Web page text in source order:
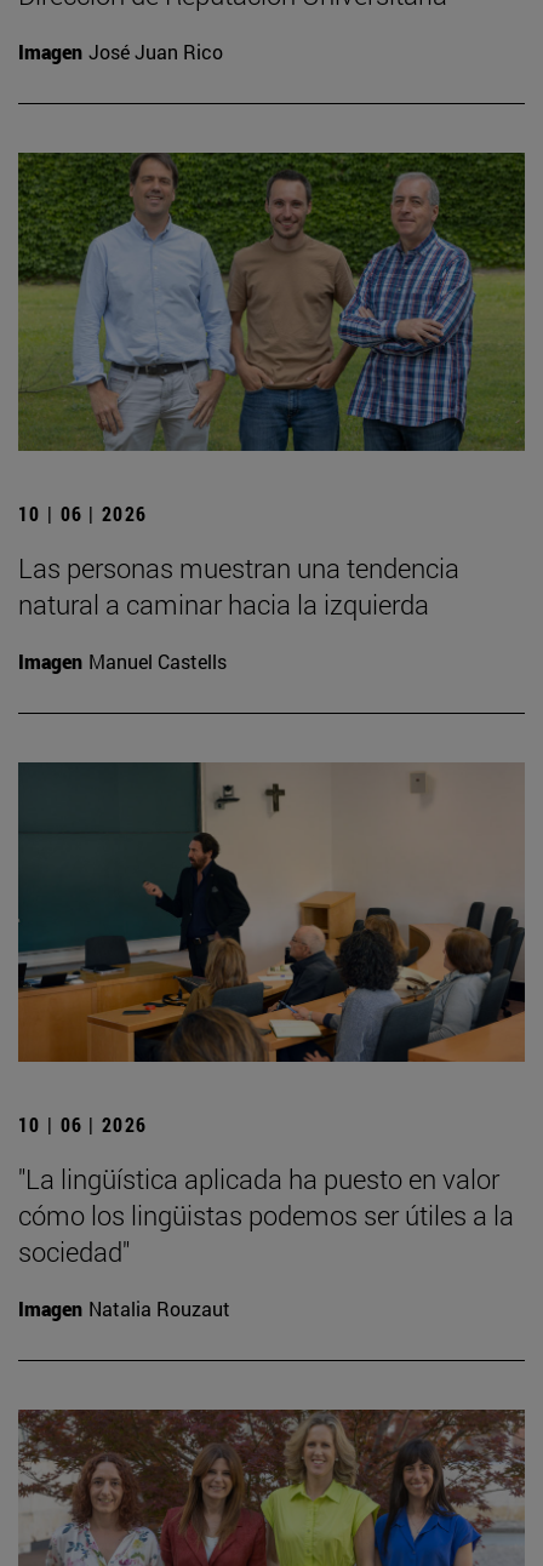
Imagen José Juan Rico
10 | 06 | 2026
Las personas muestran una tendencia
natural a caminar hacia la izquierda
Imagen Manuel Castells
10 | 06 | 2026
"La lingüística aplicada ha puesto en valor
cómo los lingüistas podemos ser útiles a la
sociedad"
Imagen Natalia Rouzaut